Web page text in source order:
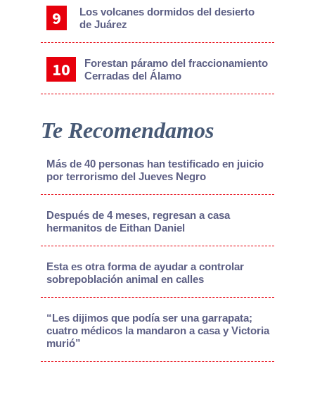
Los volcanes dormidos del desierto
de Juárez
Forestan páramo del fraccionamiento
Cerradas del Álamo
Te Recomendamos
Más de 40 personas han testificado en juicio
por terrorismo del Jueves Negro
Después de 4 meses, regresan a casa
hermanitos de Eithan Daniel
Esta es otra forma de ayudar a controlar
sobrepoblación animal en calles
“Les dijimos que podía ser una garrapata;
cuatro médicos la mandaron a casa y Victoria
murió”